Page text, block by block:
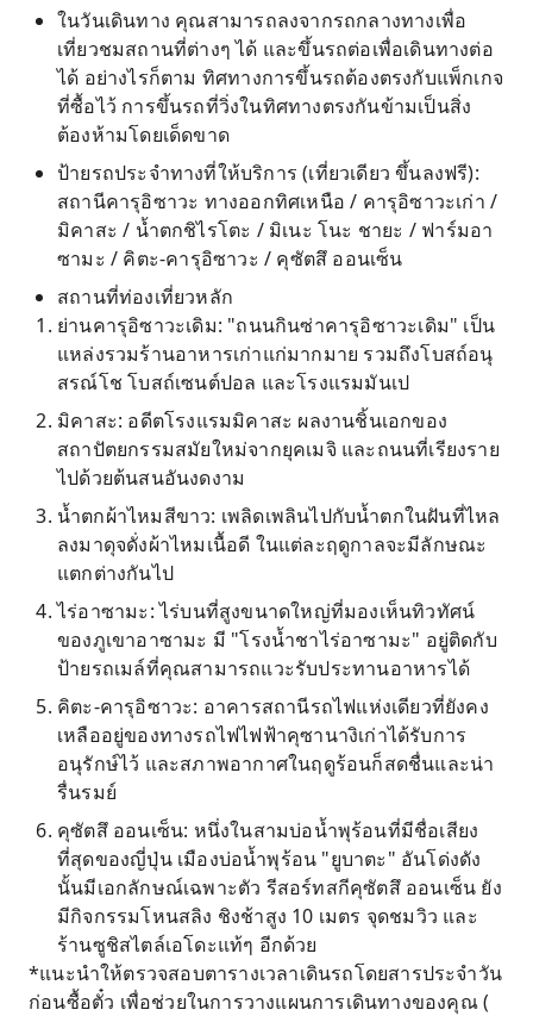
ในวันเดินทาง คุณสามารถลงจากรถกลางทางเพื่อ
เที่ยวชมสถานที่ต่างๆ ได้ และขึ้นรถต่อเพื่อเดินทางต่อ
ได้ อย่างไรก็ตาม ทิศทางการขึ้นรถต้องตรงกับแพ็กเกจ
ที่ซื้อไว้ การขึ้นรถที่วิ่งในทิศทางตรงกันข้ามเป็นสิ่ง
ต้องห้ามโดยเด็ดขาด
ป้ายรถประจำทางที่ให้บริการ (เที่ยวเดียว ขึ้นลงฟรี):
สถานีคารุอิซาวะ ทางออกทิศเหนือ / คารุอิซาวะเก่า /
มิคาสะ / น้ำตกชิไรโตะ / มิเนะ โนะ ชายะ / ฟาร์มอา
ซามะ / คิตะ-คารุอิซาวะ / คุซัตสึ ออนเซ็น
สถานที่ท่องเที่ยวหลัก
ย่านคารุอิซาวะเดิม: "ถนนกินซ่าคารุอิซาวะเดิม" เป็น
แหล่งรวมร้านอาหารเก่าแก่มากมาย รวมถึงโบสถ์อนุ
สรณ์โช โบสถ์เซนต์ปอล และโรงแรมมันเป
มิคาสะ: อดีตโรงแรมมิคาสะ ผลงานชิ้นเอกของ
สถาปัตยกรรมสมัยใหม่จากยุคเมจิ และถนนที่เรียงราย
ไปด้วยต้นสนอันงดงาม
น้ำตกผ้าไหมสีขาว: เพลิดเพลินไปกับน้ำตกในฝันที่ไหล
ลงมาดุจดั่งผ้าไหมเนื้อดี ในแต่ละฤดูกาลจะมีลักษณะ
แตกต่างกันไป
ไร่อาซามะ: ไร่บนที่สูงขนาดใหญ่ที่มองเห็นทิวทัศน์
ของภูเขาอาซามะ มี "โรงน้ำชาไร่อาซามะ" อยู่ติดกับ
ป้ายรถเมล์ที่คุณสามารถแวะรับประทานอาหารได้
คิตะ-คารุอิซาวะ: อาคารสถานีรถไฟแห่งเดียวที่ยังคง
เหลืออยู่ของทางรถไฟไฟฟ้าคุซานางิเก่าได้รับการ
อนุรักษ์ไว้ และสภาพอากาศในฤดูร้อนก็สดชื่นและน่า
รื่นรมย์
คุซัตสึ ออนเซ็น: หนึ่งในสามบ่อน้ำพุร้อนที่มีชื่อเสียง
ที่สุดของญี่ปุ่น เมืองบ่อน้ำพุร้อน "ยูบาตะ" อันโด่งดัง
นั้นมีเอกลักษณ์เฉพาะตัว รีสอร์ทสกีคุซัตสึ ออนเซ็น ยัง
มีกิจกรรมโหนสลิง ชิงช้าสูง 10 เมตร จุดชมวิว และ
ร้านซูชิสไตล์เอโดะแท้ๆ อีกด้วย
*แนะนำให้ตรวจสอบตารางเวลาเดินรถโดยสารประจำวัน
ก่อนซื้อตั๋ว เพื่อช่วยในการวางแผนการเดินทางของคุณ (